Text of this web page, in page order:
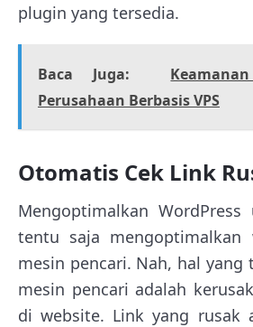
plugin yang tersedia.
Baca Juga:
Perusahaan Berbasis VPS
Otomatis Cek Link
Mengoptimalkan
tentu saja
mesin pencari. Nah, hal yang
mesin pencari adalah
di website. Link yang rusak